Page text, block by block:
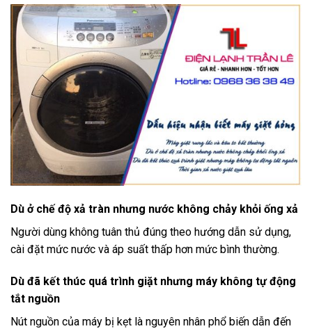
Dù ở chế độ xả tràn nhưng nước không chảy khỏi ống xả
Người dùng không tuân thủ đúng theo hướng dẫn sử dụng,
cài đặt mức nước và áp suất thấp hơn mức bình thường.
Dù đã kết thúc quá trình giặt nhưng máy không tự động
tắt nguồn
Nút nguồn của máy bị kẹt là nguyên nhân phổ biến dẫn đến